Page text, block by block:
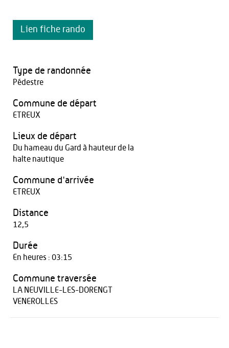
Lien fiche rando
Type de randonnée
Pédestre
Commune de départ
ETREUX
Lieux de départ
Du hameau du Gard à hauteur de la
halte nautique
Commune d'arrivée
ETREUX
Distance
12,5
Durée
En heures : 03:15
Commune traversée
LA NEUVILLE-LES-DORENGT
VENEROLLES